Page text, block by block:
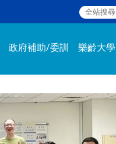
政府補助/委訓 樂齡大學